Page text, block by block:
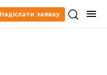
Надіслати заявку